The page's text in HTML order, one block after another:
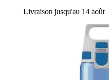
Livraison jusqu'au 14 août